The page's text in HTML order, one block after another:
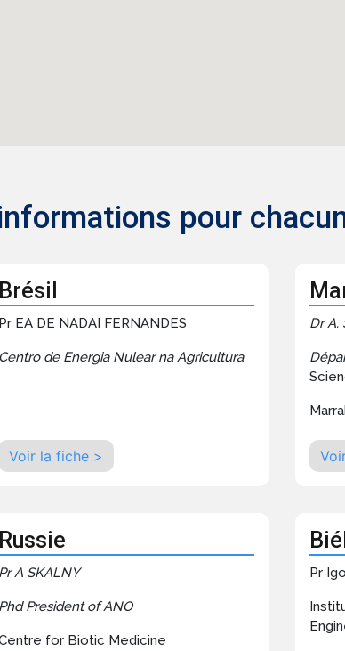
pour
Brésil
Pr EA DE NADAI FERNANDES
Centro de Energia Nulear na Agricultura
Voir la fiche >
Dr A.
Russie
Pr A SKALNY
Phd President of ANO
for Biotic Medicine
Pr